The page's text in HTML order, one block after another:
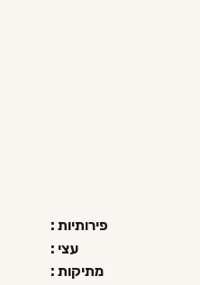
פירותיות :
עצי :
מתיקות :